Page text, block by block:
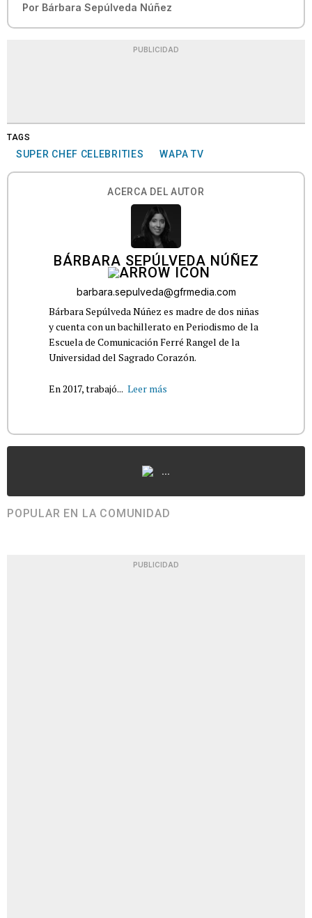
Por Bárbara Sepúlveda Núñez
PUBLICIDAD
TAGS
SUPER CHEF CELEBRITIES WAPA TV
ACERCA DEL AUTOR
BÁRBARA SEPÚLVEDA NÚÑEZ
barbara.sepulveda@gfrmedia.com
Bárbara Sepúlveda Núñez es madre de dos niñas
y cuenta con un bachillerato en Periodismo de la
Escuela de Comunicación Ferré Rangel de la
Universidad del Sagrado Corazón.
En 2017, trabajó... Leer más
...
POPULAR EN LA COMUNIDAD
PUBLICIDAD